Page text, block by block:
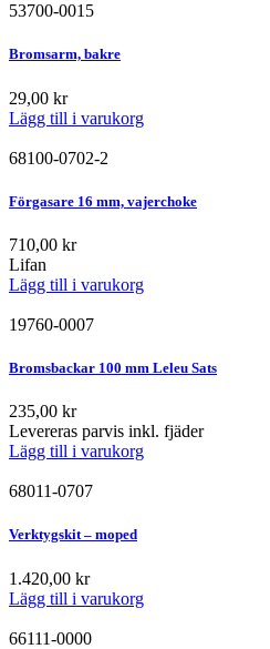
53700-0015
Bromsarm, bakre
29,00 kr
Lägg till i varukorg
68100-0702-2
Förgasare 16 mm, vajerchoke
710,00 kr
Lifan
Lägg till i varukorg
19760-0007
Bromsbackar 100 mm Leleu Sats
235,00 kr
Levereras parvis inkl. fjäder
Lägg till i varukorg
68011-0707
Verktygskit – moped
1.420,00 kr
Lägg till i varukorg
66111-0000